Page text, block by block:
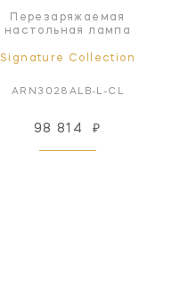
Перезаряжаемая
настольная лампа
Signature Collection
ARN3028ALB-L-CL
98 814 ₽